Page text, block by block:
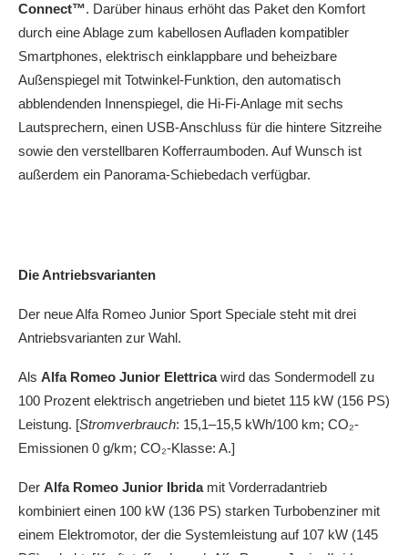
Connect™. Darüber hinaus erhöht das Paket den Komfort
durch eine Ablage zum kabellosen Aufladen kompatibler
Smartphones, elektrisch einklappbare und beheizbare
Außenspiegel mit Totwinkel-Funktion, den automatisch
abblendenden Innenspiegel, die Hi-Fi-Anlage mit sechs
Lautsprechern, einen USB-Anschluss für die hintere Sitzreihe
sowie den verstellbaren Kofferraumboden. Auf Wunsch ist
außerdem ein Panorama-Schiebedach verfügbar.
Die Antriebsvarianten
Der neue Alfa Romeo Junior Sport Speciale steht mit drei
Antriebsvarianten zur Wahl.
Als Alfa Romeo Junior Elettricawird das Sondermodell zu
100 Prozent elektrisch angetrieben und bietet 115 kW (156 PS)
Leistung. [Stromverbrauch: 15,1–15,5 kWh/100 km; CO₂-
Emissionen 0 g/km; CO₂-Klasse: A.]
Der Alfa Romeo Junior Ibridamit Vorderradantrieb
kombiniert einen 100 kW (136 PS) starken Turbobenziner mit
einem Elektromotor, der die Systemleistung auf 107 kW (145